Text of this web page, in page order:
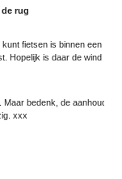
rug
fietsen is binnen een
Hopelijk is daar de wind
Maar bedenk, de
xxx